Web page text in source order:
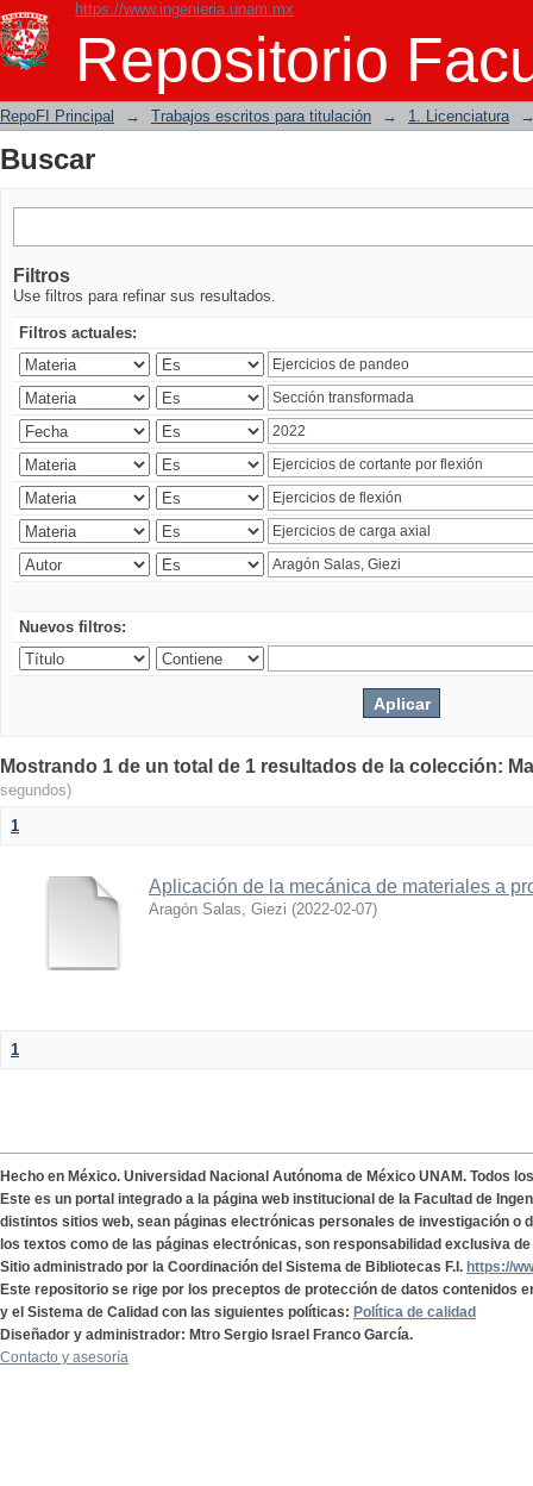
https://www.ingenieria.unam.mx
Repositorio
Buscar
RepoFI Principal → Trabajos escritos para titulación → 1. Licenciatura
Buscar
Filtros
Use filtros para refinar sus resultados.
Filtros actuales:
Nuevos filtros:
Mostrando 1 de un total de 1 resultados de la colección:
segundos)
1
Aplicación de la mecánica de materiales a
Aragón Salas, Giezi (2022-02-07)
1
Hecho en México. Universidad Nacional Autónoma de México UNAM. Todos
Este es un portal integrado a la página web institucional de la Facultad de
distintos sitios web, sean páginas electrónicas personales de investigación o
los textos como de las páginas electrónicas, son responsabilidad exclusiva
Sitio administrado por la Coordinación del Sistema de Bibliotecas F.I. https://
Este repositorio se rige por los preceptos de protección de datos contenidos
y el Sistema de Calidad con las siguientes políticas: Política de calidad
Diseñador y administrador: Mtro Sergio Israel Franco García.
Contacto y asesoría